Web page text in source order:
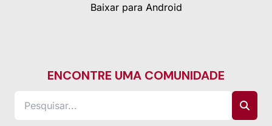
Baixar para Android
ENCONTRE UMA COMUNIDADE